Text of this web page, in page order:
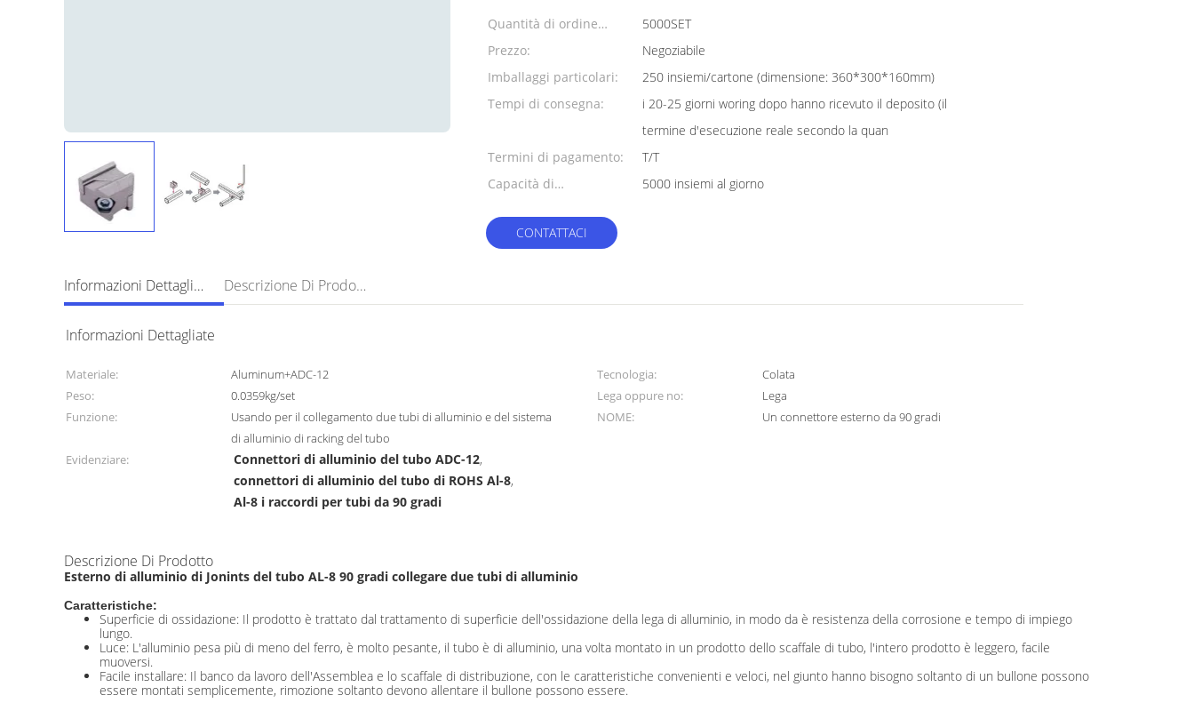
Quantità di ordine
minimo:
5000SET
Prezzo:
Negoziabile
Imballaggi particolari:
250 insiemi/cartone (dimensione: 360*300*160mm)
Tempi di consegna:
i 20-25 giorni woring dopo hanno ricevuto il deposito (il
termine d'esecuzione reale secondo la quan
Termini di pagamento:
T/T
Capacità di
5000 insiemi al giorno
CONTATTACI
Informazioni Dettagliate Descrizione Di Prodotto
Informazioni Dettagliate
Materiale: Aluminum+ADC-12 Tecnologia:
Colata
Peso:
0.0359kg/set Lega oppure no:
Lega
Funzione:
Usando per il collegamento due tubi di alluminio e del sistema
di alluminio di racking del tubo
NOME: Un connettore esterno da 90 gradi
Evidenziare: Connettori di alluminio del tubo ADC-12,
connettori di alluminio del tubo di ROHS Al-8,
Al-8 i raccordi per tubi da 90 gradi
Descrizione Di Prodotto
Esterno di alluminio di Jonints del tubo AL-8 90 gradi collegare due tubi di alluminio
Caratteristiche:
Superficie di ossidazione: Il prodotto è trattato dal trattamento di superficie dell'ossidazione della lega di alluminio, in modo da è resistenza della corrosione e tempo di impiego
lungo.
Luce: L'alluminio pesa più di meno del ferro, è molto pesante, il tubo è di alluminio, una volta montato in un prodotto dello scaffale di tubo, l'intero prodotto è leggero, facile
muoversi.
Facile installare: Il banco da lavoro dell'Assemblea e lo scaffale di distribuzione, con le caratteristiche convenienti e veloci, nel giunto hanno bisogno soltanto di un bullone possono
essere montati semplicemente, rimozione soltanto devono allentare il bullone possono essere.